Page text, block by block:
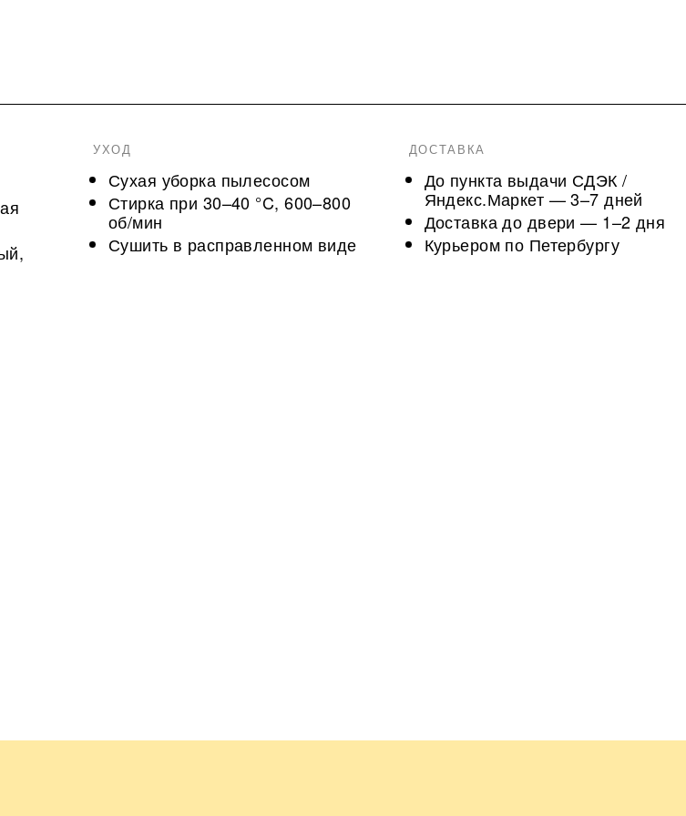
УХОД
Сухая уборка пылесосом
Стирка при 30–40 °C, 600–800
об/мин
Сушить в расправленном виде
ДОСТАВКА
До пункта выдачи СДЭК /
Яндекс.Маркет — 3–7 дней
Доставка до двери — 1–2 дня
Курьером по Петербургу